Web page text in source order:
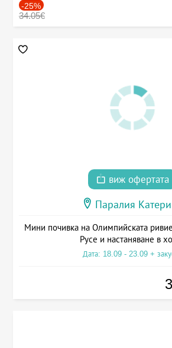
-25%
34.05€
виж офертата
Паралия
Мини почивка на Олимпийската
Русе и настаняване в
Дата: 18.09 - 23.09 +